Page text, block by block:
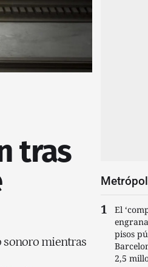
tras
sonoro mientras
El
pisos
2,5